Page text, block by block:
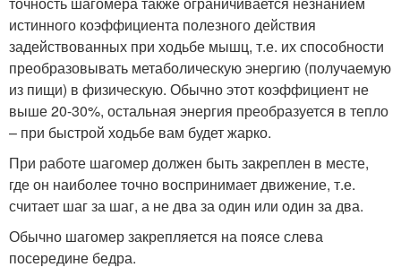
истинного коэффициента полезного действия
задействованных при ходьбе мышц, т.е. их способности
преобразовывать метаболическую энергию (получаемую
из пищи) в физическую. Обычно этот коэффициент не
выше 20-30%, остальная энергия преобразуется в тепло
– при быстрой ходьбе вам будет жарко.
При работе шагомер должен быть закреплен в месте,
где он наиболее точно воспринимает движение, т.е.
считает шаг за шаг, а не два за один или один за два.
Обычно шагомер закрепляется на поясе слева
посередине бедра.